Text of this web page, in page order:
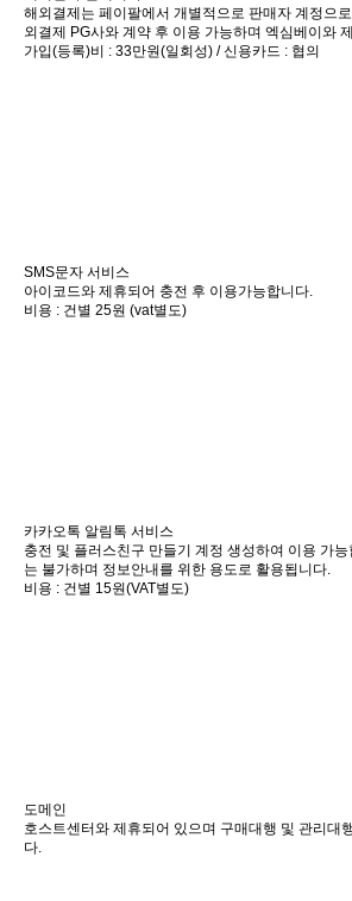
해외결제는 페이팔에서 개별적으로 판매자 계정으
외결제 PG사와 계약 후 이용 가능하며 엑심베이와
가입(등록)비 : 33만원(일회성) / 신용카드 : 협의
SMS문자 서비스
아이코드와 제휴되어 충전 후 이용가능합니다.
비용 : 건별 25원 (vat별도)
카카오톡 알림톡 서비스
충전 및 플러스친구 만들기 계정 생성하여 이용 가
는 불가하며 정보안내를 위한 용도로 활용됩니다.
비용 : 건별 15원(VAT별도)
도메인
호스트센터와 제휴되어 있으며 구매대행 및 관리대
다.